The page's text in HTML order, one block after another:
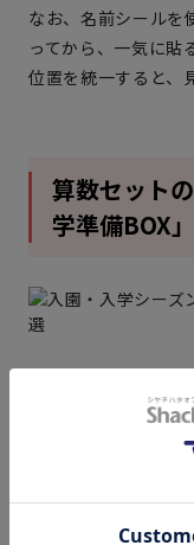
なお、名前シールを
ってから、一気に貼
位置を統一すると、
算数セット
学準備BOX」
時間と手間がかか
を活用すれば、あ
おなまえスタン